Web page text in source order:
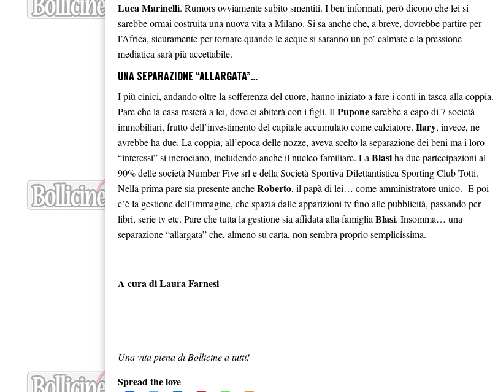
Luca Marinelli. Rumors ovviamente subito smentiti. I ben informati, però dicono che lei si
sarebbe ormai costruita una nuova vita a Milano. Si sa anche che, a breve, dovrebbe partire per
l’Africa, sicuramente per tornare quando le acque si saranno un po’ calmate e la pressione
mediatica sarà più accettabile.
UNA SEPARAZIONE “ALLARGATA”…
I più cinici, andando oltre la sofferenza del cuore, hanno iniziato a fare i conti in tasca alla coppia.
Pare che la casa resterà a lei, dove ci abiterà con i figli. Il Puponesarebbe a capo di 7 società
immobiliari, frutto dell’investimento del capitale accumulato come calciatore. Ilary, invece, ne
avrebbe ha due. La coppia, all’epoca delle nozze, aveva scelto la separazione dei beni ma i loro
“interessi” si incrociano, includendo anche il nucleo familiare. La Blasiha due partecipazioni al
90% delle società Number Five srl e della Società Sportiva Dilettantistica Sporting Club Totti.
Nella prima pare sia presente ancheRoberto, il papà di lei… come amministratore unico. E poi
c’è la gestione dell’immagine, che spazia dalle apparizioni tv fino alle pubblicità, passando per
libri, serie tv etc. Pare che tutta la gestione sia affidata alla famiglia Blasi. Insomma… una
separazione “allargata” che, almeno su carta, non sembra proprio semplicissima.
A cura di Laura Farnesi
Una vita piena di Bollicine a tutti!
Spread the love